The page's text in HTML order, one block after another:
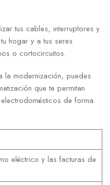
tus cables, interruptores y⁤
hogar y a⁤ tus seres
o cortocircuitos.
‍la modernización,⁢ puedes
que te‌ permitan
⁤de forma
eléctrico y‍ las facturas de